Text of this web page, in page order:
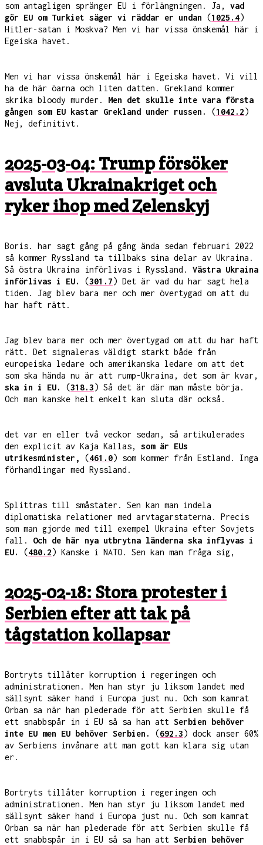
som antagligen spränger EU i förlängningen. Ja, vad
gör EU om Turkiet säger vi räddar er undan (1025.4)
Hitler-satan i Moskva? Men vi har vissa önskemål här i
Egeiska havet.
Men vi har vissa önskemål här i Egeiska havet. Vi vill
ha de här öarna och liten datten. Grekland kommer
skrika bloody murder. Men det skulle inte vara första
gången som EU kastar Grekland under russen.
(1042.2)
Nej, definitivt.
2025-03-04: Trump försöker
avsluta Ukrainakriget och
ryker ihop med Zelenskyj
Boris. har sagt gång på gång ända sedan februari 2022
så kommer Ryssland ta tillbaks sina delar av Ukraina.
Så östra Ukraina införlivas i Ryssland. Västra Ukraina
införlivas i EU.
(301.7) Det är vad du har sagt hela
tiden. Jag blev bara mer och mer övertygad om att du
har haft rätt.
Jag blev bara mer och mer övertygad om att du har haft
rätt. Det signaleras väldigt starkt både från
europeiska ledare och amerikanska ledare om att det
som ska hända nu är att rump-Ukraina, det som är kvar,
ska in i EU.
(318.3) Så det är där man måste börja.
Och man kanske helt enkelt kan sluta där också.
det var en eller två veckor sedan, så artikulerades
den explicit av Kaja Kallas, som är EUs
utrikesminister,
(461.0) som kommer från Estland. Inga
förhandlingar med Ryssland.
Splittras till småstater. Sen kan man indela
diplomatiska relationer med arvtagarstaterna. Precis
som man gjorde med till exempel Ukraina efter Sovjets
fall. Och de här nya utbrytna länderna ska inflyvas i
EU.
(480.2) Kanske i NATO. Sen kan man fråga sig,
2025-02-18: Stora protester i
Serbien efter att tak på
tågstation kollapsar
Bortryts tillåter korruption i regeringen och
administrationen. Men han styr ju liksom landet med
sällsynt säker hand i Europa just nu. Och som kamrat
Orban sa när han plederade för att Serbien skulle få
ett snabbspår in i EU så sa han att Serbien behöver
inte EU men EU behöver Serbien.
(692.3) dock anser 60%
av Serbiens invånare att man gott kan klara sig utan
er.
Bortryts tillåter korruption i regeringen och
administrationen. Men han styr ju liksom landet med
sällsynt säker hand i Europa just nu. Och som kamrat
Orban sa när han plederade för att Serbien skulle få
ett snabbspår in i EU så sa han att Serbien behöver